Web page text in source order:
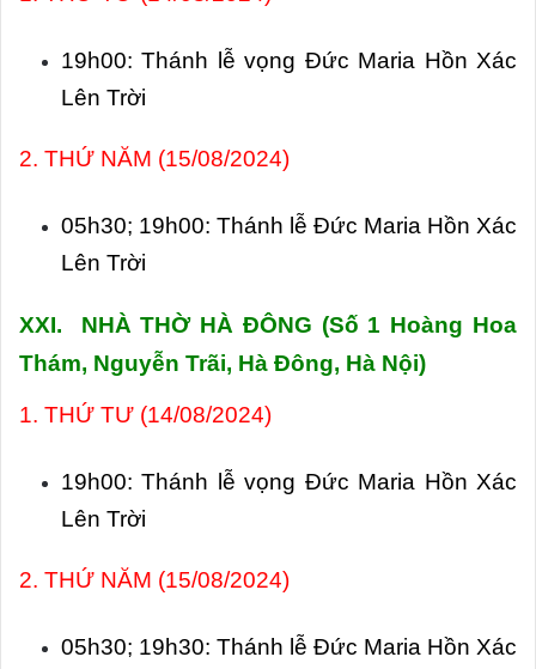
19h00: Thánh lễ vọng Đức Maria Hồn Xác
Lên Trời
2. THỨ NĂM (15/08/2024)
05h30; 19h00: Thánh lễ Đức Maria Hồn Xác
Lên Trời
XXI. NHÀ THỜ HÀ ĐÔNG (Số 1 Hoàng Hoa
Thám, Nguyễn Trãi, Hà Đông, Hà Nội)
1. THỨ TƯ (14/08/2024)
19h00: Thánh lễ vọng Đức Maria Hồn Xác
Lên Trời
2. THỨ NĂM (15/08/2024)
05h30; 19h30: Thánh lễ Đức Maria Hồn Xác